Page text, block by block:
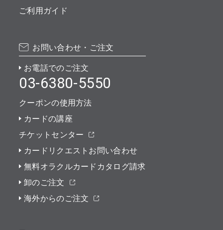
ご利用ガイド
お問い合わせ・ご注文
お電話でのご注文
03-6380-5550
クーポンの使用方法
カードの講座
チケットセンター
カードリクエストお問い合わせ
無料オラクルカードカタログ請求
卸のご注文
海外からのご注文